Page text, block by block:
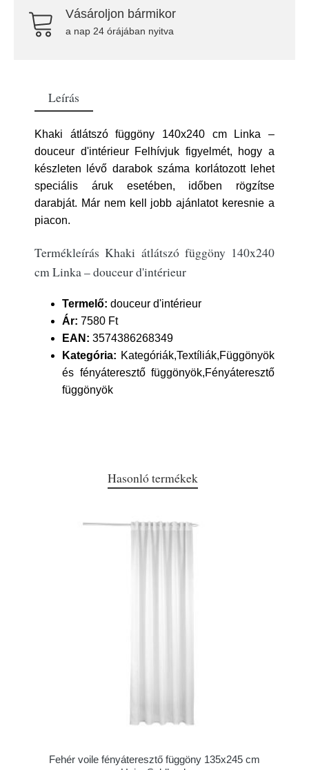
Vásároljon bármikor
a nap 24 órájában nyitva
Leírás
Khaki átlátszó függöny 140x240 cm Linka –
douceur d'intérieur Felhívjuk figyelmét, hogy a
készleten lévő darabok száma korlátozott lehet
speciális áruk esetében, időben rögzítse
darabját. Már nem kell jobb ajánlatot keresnie a
piacon.
Termékleírás Khaki átlátszó függöny 140x240
cm Linka – douceur d'intérieur
Termelő: douceur d'intérieur
Ár: 7580 Ft
EAN: 3574386268349
Kategória: Kategóriák,Textíliák,Függönyök
és fényáteresztő függönyök,Fényáteresztő
függönyök
Hasonló termékek
Fehér voile fényáteresztő függöny 135x245 cm